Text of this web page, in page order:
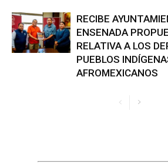
RECIBE
ENSENADA
RELATIVA A LOS
PUEBLOS
AFROMEXICANOS